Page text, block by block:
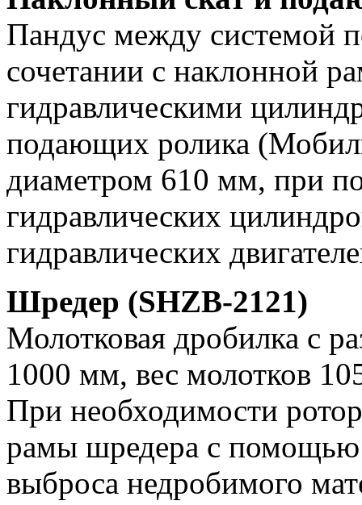
Пандус между системой
сочетании с наклонной
гидравлическими
подающих ролика
диаметром 610 мм, при
гидравлических
гидравлических
Шредер (SHZB-2121)
Молотковая дробилка с
1000 мм, вес молотков
При необходимости
рамы шредера с помощью
выброса недробимого